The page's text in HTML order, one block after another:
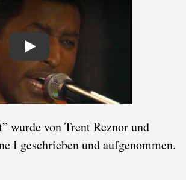
Play
wurde von Trent Reznor und
I geschrieben und aufgenommen.